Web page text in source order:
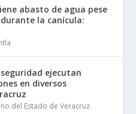
abasto de agua pese
la canícula:
ejecutan
en diversos
del Estado de Veracruz